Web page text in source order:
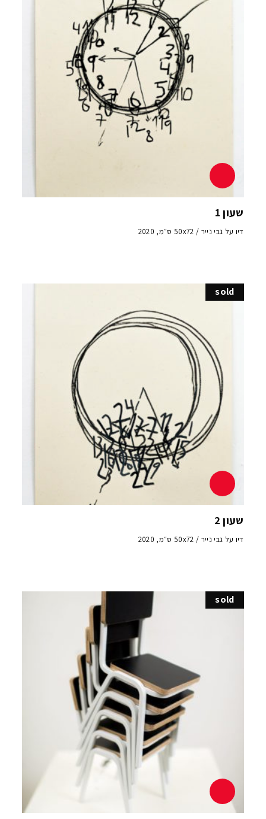
שעון 1
דיו על גבי נייר / 50x72 ס״מ, 2020
sold
שעון 2
דיו על גבי נייר / 50x72 ס״מ, 2020
sold